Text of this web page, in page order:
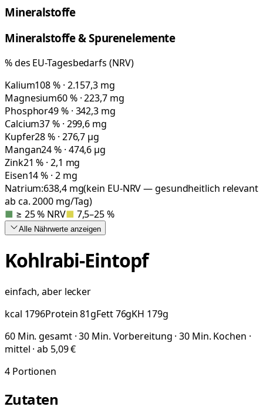
Mineralstoffe
Mineralstoffe & Spurenelemente
% des EU-Tagesbedarfs (NRV)
Kalium108 % · 2.157,3 mg
Magnesium60 % · 223,7 mg
Phosphor49 % · 342,3 mg
Calcium37 % · 299,6 mg
Kupfer28 % · 276,7 µg
Mangan24 % · 474,6 µg
Zink21 % · 2,1 mg
Eisen14 % · 2 mg
Natrium:638,4mg(kein EU-NRV — gesundheitlich relevant
ab ca. 2000 mg/Tag)
■ ≥ 25 % NRV■ 7,5–25 %
Alle Nährwerte anzeigen
Kohlrabi-Eintopf
einfach, aber lecker
kcal 1796Protein81gFett76gKH 179g
60 Min. gesamt · 30 Min. Vorbereitung · 30 Min. Kochen ·
mittel · ab 5,09 €
4 Portionen
Zutaten